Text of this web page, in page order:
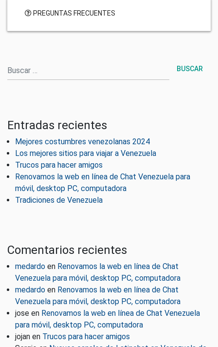
PREGUNTAS FRECUENTES
Entradas recientes
Mejores costumbres venezolanas 2024
Los mejores sitios para viajar a Venezuela
Trucos para hacer amigos
Renovamos la web en línea de Chat Venezuela para
móvil, desktop PC, computadora
Tradiciones de Venezuela
Comentarios recientes
medardo en Renovamos la web en línea de Chat
Venezuela para móvil, desktop PC, computadora
medardo en Renovamos la web en línea de Chat
Venezuela para móvil, desktop PC, computadora
jose en Renovamos la web en línea de Chat Venezuela
para móvil, desktop PC, computadora
jojan en Trucos para hacer amigos